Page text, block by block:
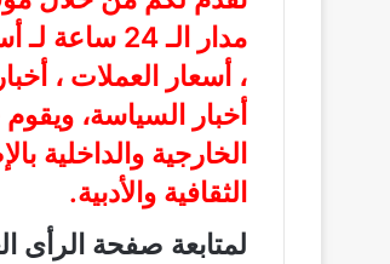
مدار الـ 24
، أسعار العملات ،
أخبار السياسة،
الخارجية والداخلية
الثقافية والأدبية.
لمتابعة صفحة